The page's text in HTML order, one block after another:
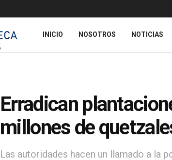
INICIO NOSOTROS NOTICIAS
Erradican
millones de
Las autoridades hacen un llamado a la